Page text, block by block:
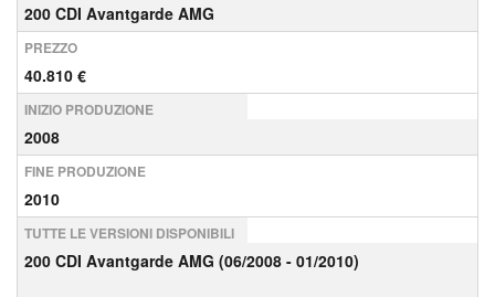
200 CDI Avantgarde AMG
PREZZO
40.810 €
INIZIO PRODUZIONE
2008
FINE PRODUZIONE
2010
TUTTE LE VERSIONI DISPONIBILI
200 CDI Avantgarde AMG (06/2008 - 01/2010)